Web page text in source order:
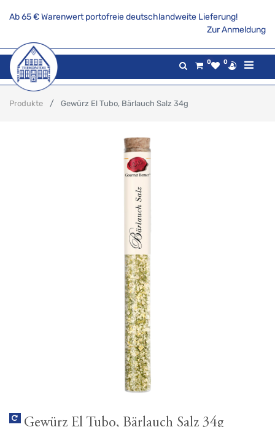
Ab 65 € Warenwert portofreie deutschlandweite Lieferung!
Zur Anmeldung
0 0
Produkte Gewürz El Tubo, Bärlauch Salz 34g
Gewürz El Tubo, Bärlauch Salz 34g